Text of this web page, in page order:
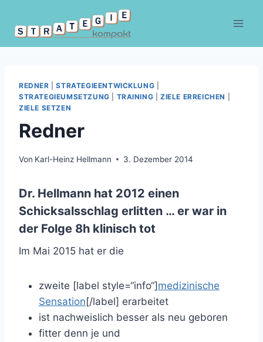
Inhalt
springen
REDNER |STRATEGIEENTWICKLUNG
STRATEGIEUMSETZUNG
TRAINING |ZIELE ERREICHEN
ZIELE SETZEN
Redner
Von Karl-Heinz Hellmann 3. Dezember 2014
Dr. Hellmann hat 2012 einen
Schicksalsschlag erlitten … er war in
der Folge 8h klinisch tot
Im Mai 2015 hat er die
zweite [label style=“info“]medizinische
Sensation[/label] erarbeitet
ist nachweislich besser als neu geboren
fitter denn je und